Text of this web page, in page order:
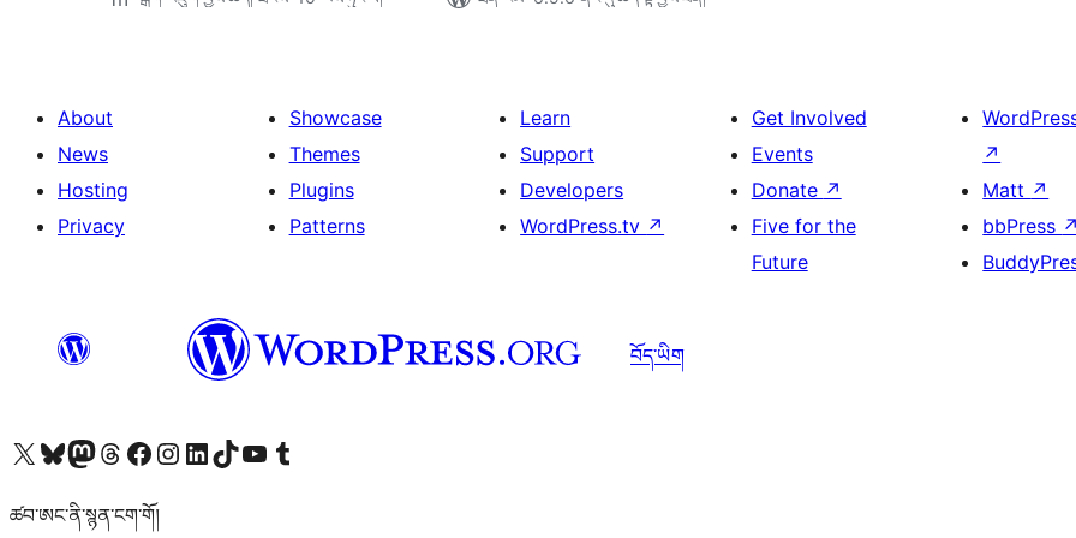
About
News
Hosting
Privacy
Showcase
Themes
Plugins
Patterns
Learn
Support
Developers
WordPress.tv ↗
Get Involved
Events
Donate ↗
Five for the
Future
↗
Matt ↗
bbPress ↗
བོད་ཡིག
Visit our X (formerly Twitter) account
Visit our Bluesky account
Visit our Mastodon account
Visit our Threads account
Visit our Facebook page
Visit our Instagram account
Visit our LinkedIn account
Visit our TikTok account
Visit our YouTube channel
Visit our Tumblr account
ཚབ་ཨང་ནི་སྙན་ངག་གོ།